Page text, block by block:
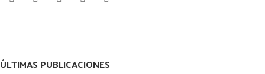
ÚLTIMAS PUBLICACIONES